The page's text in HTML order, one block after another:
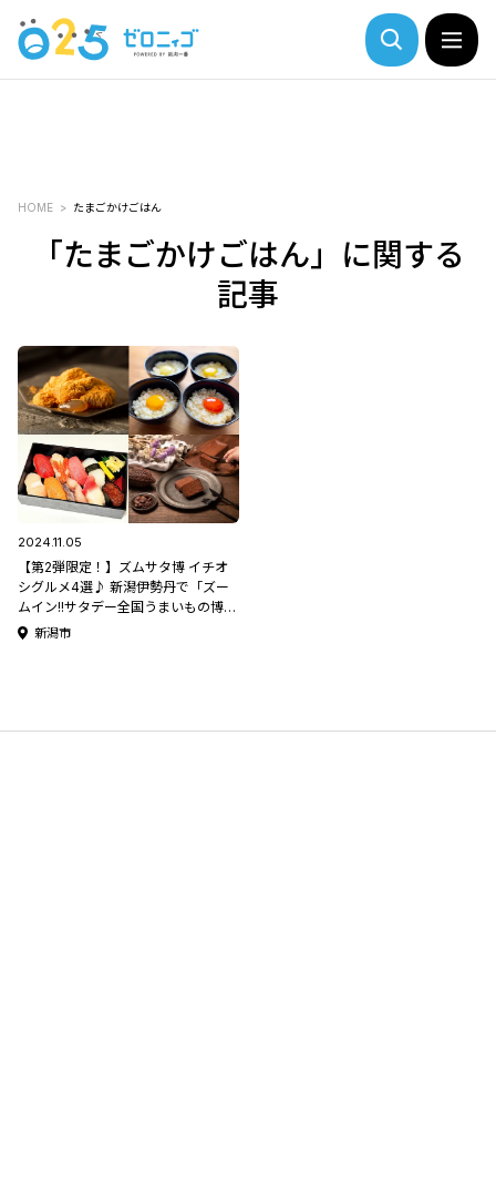
HOME たまごかけごはん
「たまごかけごはん」に関する
記事
2024.11.05
【第2弾限定！】ズムサタ博 イチオ
シグルメ4選♪ 新潟伊勢丹で「ズー
ムイン!!サタデー全国うまいもの博
2024」開催！第2弾は11月6日(水)か
新潟市